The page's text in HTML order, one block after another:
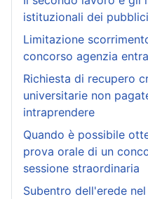
istituzionali dei
Limitazione
concorso agenzia
Richiesta di recupero
universitarie non
intraprendere
Quando è possibile
prova orale di un
sessione straordinaria
Subentro dell'erede